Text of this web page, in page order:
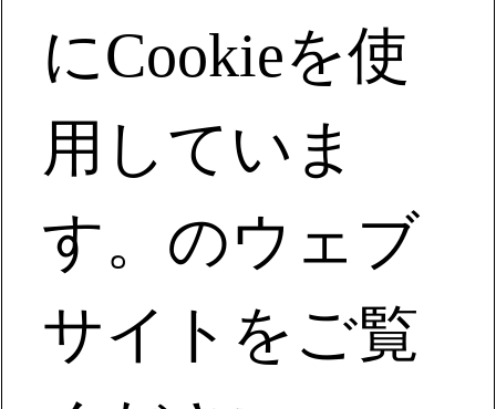
Establishing an Employee Driven Safety Process
View Webinar on Demand
にCookieを使
用していま
す。のウェブ
サイトをご覧